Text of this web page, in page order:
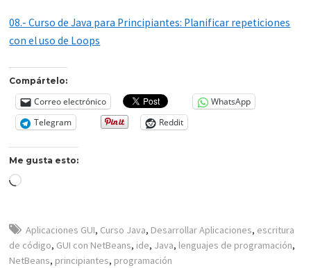
08.- Curso de Java para Principiantes: Planificar repeticiones
con el uso de Loops
Compártelo:
Correo electrónico
WhatsApp
Telegram
Reddit
Me gusta esto:
Cargando...
Aplicaciones GUI, Curso Java, Desarrollar Aplicaciones, escritura
de código, GUI con NetBeans, ide, Java, lenguajes de programación,
NetBeans, principiantes, programación